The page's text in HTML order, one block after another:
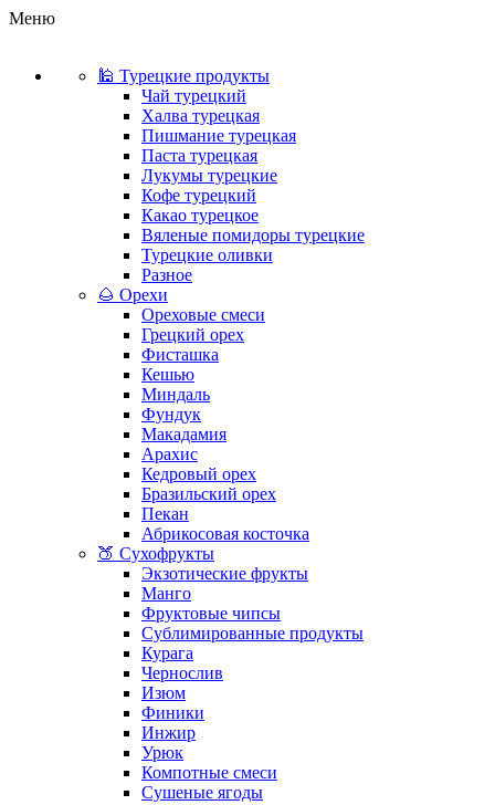
Меню
🕌 Турецкие продукты
Чай турецкий
Халва турецкая
Пишмание турецкая
Паста турецкая
Лукумы турецкие
Кофе турецкий
Какао турецкое
Вяленые помидоры турецкие
Турецкие оливки
Разное
🌰 Орехи
Ореховые смеси
Грецкий орех
Фисташка
Кешью
Миндаль
Фундук
Макадамия
Арахис
Кедровый орех
Бразильский орех
Пекан
Абрикосовая косточка
🍑 Сухофрукты
Экзотические фрукты
Манго
Фруктовые чипсы
Сублимированные продукты
Курага
Чернослив
Изюм
Финики
Инжир
Урюк
Компотные смеси
Сушеные ягоды